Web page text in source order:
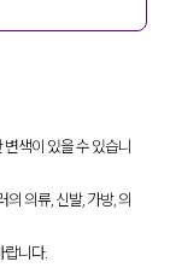
색이 있을 수 있습니
의류, 신발, 가방, 의
랍니다.